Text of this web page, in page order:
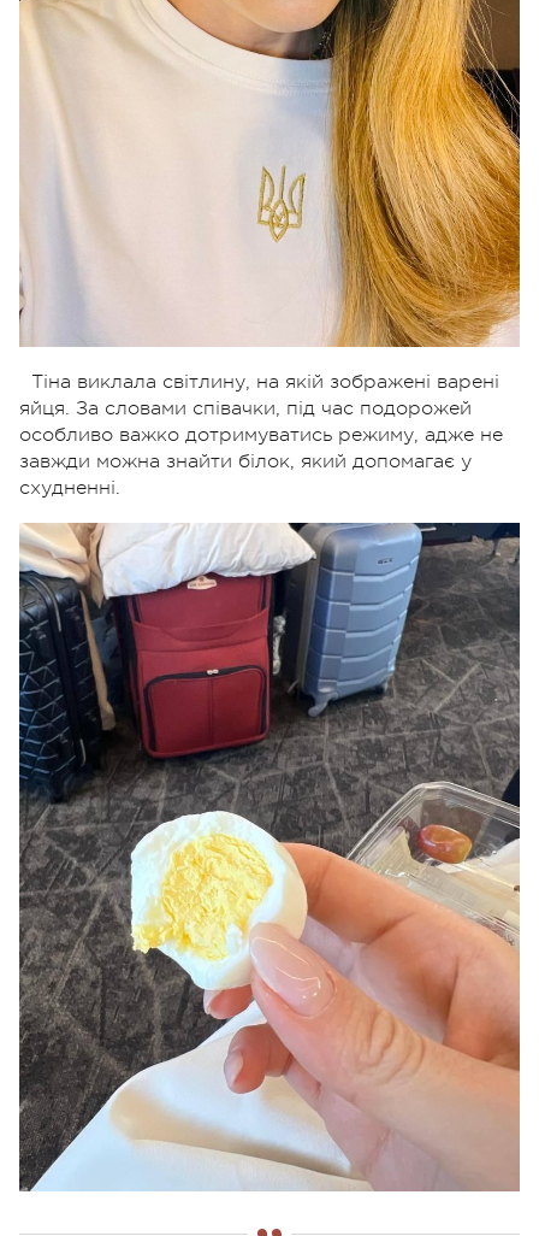
Тіна виклала світлину, на якій зображені варені
яйця. За словами співачки, під час подорожей
особливо важко дотримуватись режиму, адже не
завжди можна знайти білок, який допомагає у
схудненні.